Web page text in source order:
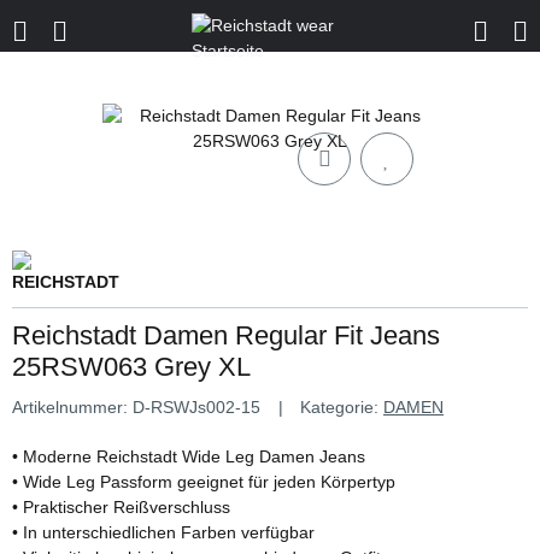
Reichstadt Damen Regular Fit Jeans
25RSW063 Grey XL
Artikelnummer: D-RSWJs002-15 Kategorie: DAMEN
• Moderne Reichstadt Wide Leg Damen Jeans
• Wide Leg Passform geeignet für jeden Körpertyp
• Praktischer Reißverschluss
• In unterschiedlichen Farben verfügbar